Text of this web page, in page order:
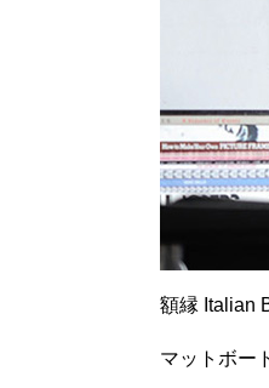
額縁 Italian
マットボー